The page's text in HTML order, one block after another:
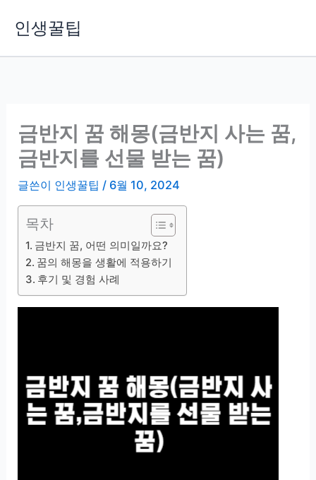
인생꿀팁
금반지 꿈 해몽(금반지 사는 꿈,
금반지를 선물 받는 꿈)
글쓴이 인생꿀팁 / 6월 10, 2024
목차
금반지 꿈, 어떤 의미일까요?
꿈의 해몽을 생활에 적용하기
후기 및 경험 사례